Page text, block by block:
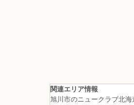
関連エリア情報
旭川市のニュークラブ北海